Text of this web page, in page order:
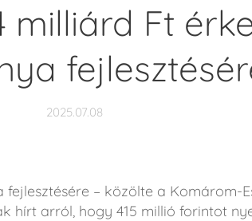
milliárd Ft
2025.07.08
– közölte a Komárom-
hírt arról, hogy 415 millió forintot